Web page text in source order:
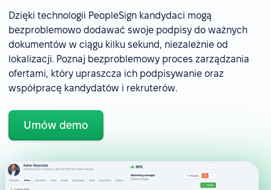
Dzięki technologii PeopleSign kandydaci mogą
bezproblemowo dodawać swoje podpisy do ważnych
dokumentów w ciągu kilku sekund, niezależnie od
lokalizacji. Poznaj bezproblemowy proces zarządzania
ofertami, który upraszcza ich podpisywanie oraz
współpracę kandydatów i rekruterów.
Umów demo